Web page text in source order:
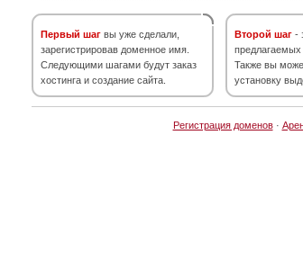
Первый шаг вы уже сделали,
зарегистрировав доменное имя.
Следующими шагами будут заказ
хостинга и создание сайта.
Второй шаг -
Также вы
установку
Регистрация доменов·